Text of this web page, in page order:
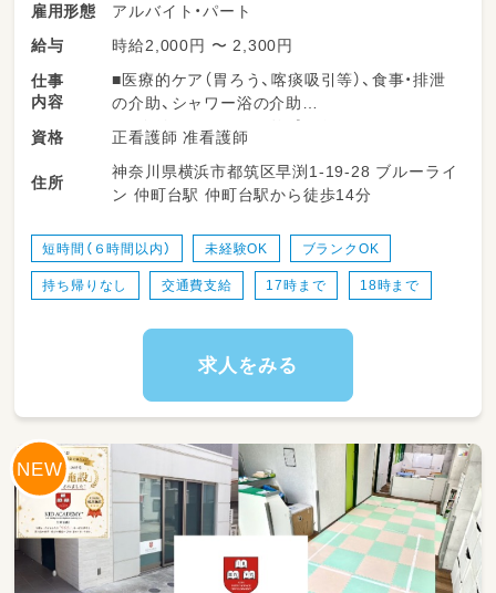
雇用形態
アルバイト・パート
給与
時給2,000円 〜 2,300円
仕事
内容
■医療的ケア（胃ろう、喀痰吸引等）、食事・排泄
の介助、シャワー浴の介助
■レクリエーションのサポート
■送迎時の添乗
資格 正看護師 准看護師
住所
神奈川県横浜市都筑区早渕1-19-28 ブルーライ
ン 仲町台駅 仲町台駅から徒歩14分
短時間（６時間以内） 未経験OK ブランクOK
持ち帰りなし 交通費支給 17時まで 18時まで
求人をみる